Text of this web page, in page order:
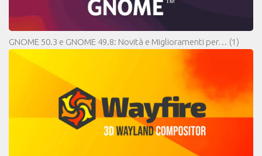
GNOME 50.3 e GNOME 49.8: Novità e Miglioramenti per… (1)